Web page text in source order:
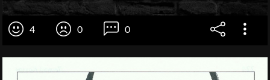
4 0 0